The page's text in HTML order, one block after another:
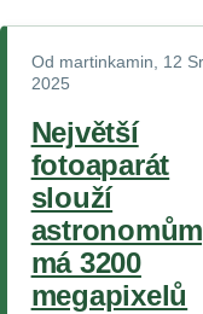
Od martinkamin, 12
2025
Největší
fotoaparát
slouží
má 3200
megapixelů